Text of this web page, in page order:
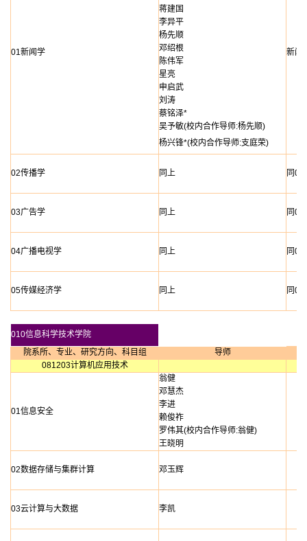
01新闻学 新闻
蒋建国
李异平
杨先顺
邓绍根
陈伟军
星亮
申启武
刘涛
蔡铭泽*
吴予敏(校内合作导师:杨先顺)
杨兴锋*(校内合作导师:支庭荣)
02传播学 同上 同01
03广告学 同上 同01
04广播电视学 同上 同01
05传媒经济学 同上 同01
010信息科学技术学院
院系所、专业、研究方向、科目组
导师
081203计算机应用技术
01信息安全
翁健
邓慧杰
李进
赖俊祚
罗伟其(校内合作导师:翁健)
王晓明
02数据存储与集群计算 邓玉辉
03云计算与大数据 李凯